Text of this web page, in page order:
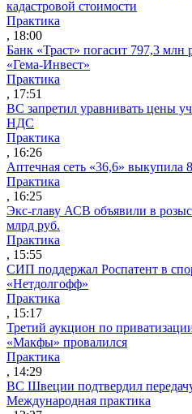
кадастровой стоимости
Практика
, 18:00
Банк «Траст» погасит 797,3
«Гема-Инвест»
Практика
, 17:51
ВС запретил уравнивать цены
НДС
Практика
, 16:26
Аптечная сеть «36,6» выкупила
Практика
, 16:25
Экс-главу АСВ объявили в
млрд руб.
Практика
, 15:55
СИП поддержал Роспатент в
«Нетдолгофф»
Практика
, 15:17
Третий аукцион по
«Макфы» провалился
Практика
, 14:29
ВС Швеции подтвердил
Международная практика